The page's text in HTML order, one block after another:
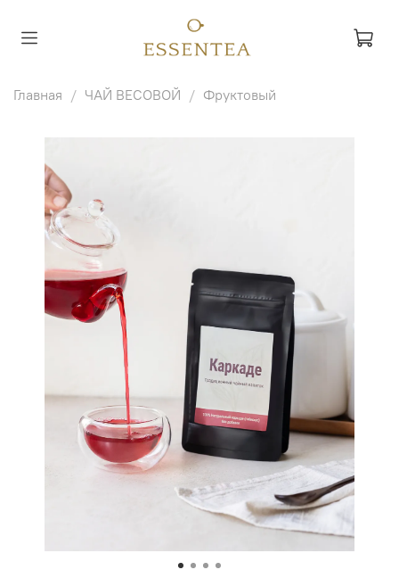
Главная ЧАЙ ВЕСОВОЙ Фруктовый